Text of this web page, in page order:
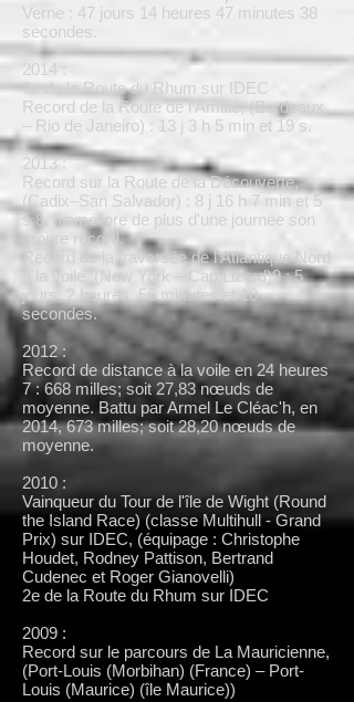
Verne : 47 jours 14 heures 47 minutes 38
secondes.
2014 :
6e de la Route du Rhum sur IDEC
Record de la Route de l'Amitié, (Bordeaux
– Rio de Janeiro) : 13 j 3 h 5 min et 19 s.
2013 :
Record sur la Route de la Découverte,
(Cadix–San Salvador) : 8 j 16 h 7 min et 5
s 8. Il améliore de plus d'une journée son
propre record.
Record de la traversée de l'Atlantique Nord
à la voile, (New York – Cap Lizard)9 : 5
jours, 2 heures, 56 minutes et 10
secondes.
2012 :
Record de distance à la voile en 24 heures
7 : 668 milles; soit 27,83 nœuds de
moyenne. Battu par Armel Le Cléac'h, en
2014, 673 milles; soit 28,20 nœuds de
moyenne.
2010 :
Vainqueur du Tour de l'île de Wight (Round
the Island Race) (classe Multihull - Grand
Prix) sur IDEC, (équipage : Christophe
Houdet, Rodney Pattison, Bertrand
Cudenec et Roger Gianovelli)
2e de la Route du Rhum sur IDEC
2009 :
Record sur le parcours de La Mauricienne,
(Port-Louis (Morbihan) (France) – Port-
Louis (Maurice) (île Maurice))